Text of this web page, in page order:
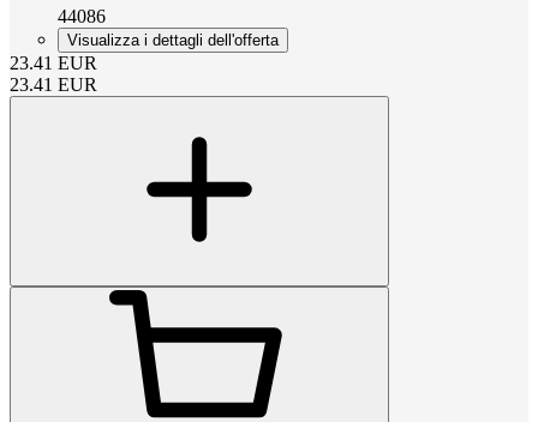
44086
Visualizza i dettagli dell'offerta
23.41 EUR
23.41 EUR